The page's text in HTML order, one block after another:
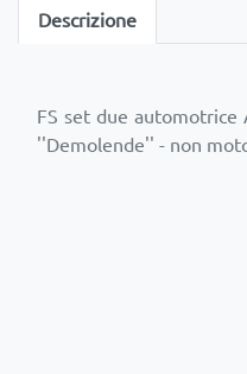
Descrizione
FS set due
''Demolende'' - non